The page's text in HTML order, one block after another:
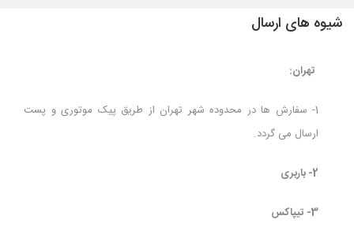
شیوه های ارسال
تهران:
1- سفارش ها در محدوده شهر تهران از طریق پیک موتوری و پست
ارسال می گردد.
2- باربری
3- تیپاکس